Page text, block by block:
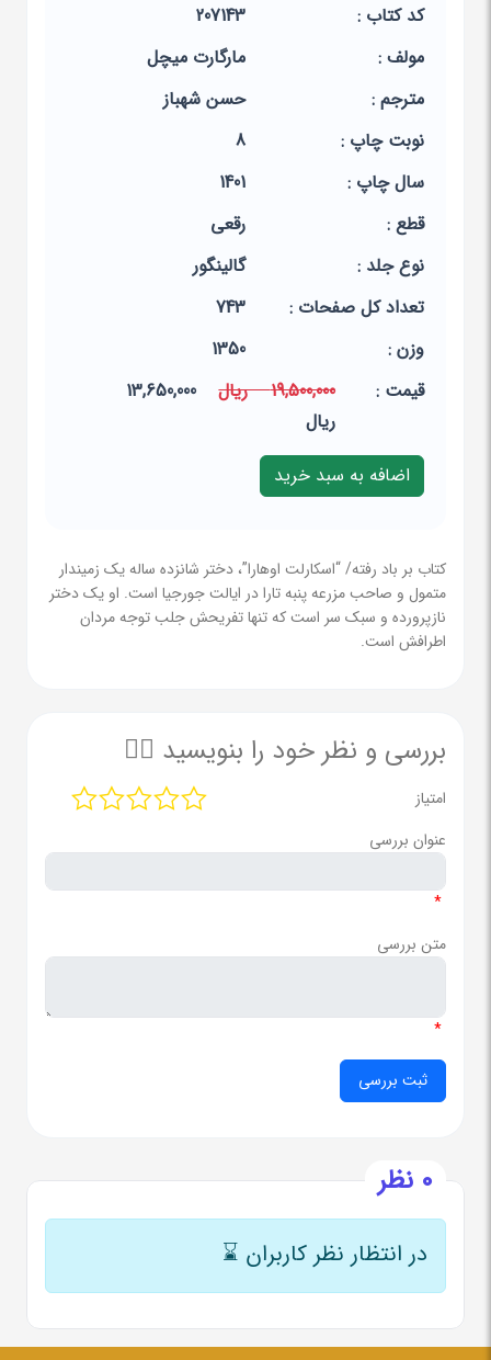
کد کتاب :
207143
مولف :
مارگارت‏ میچل‏
مترجم :
حسن‏ شهباز
نوبت چاپ :
8
سال چاپ :
1401
قطع :
رقعی
نوع جلد :
گالینگور
تعداد کل صفحات :
743
وزن :
1350
قيمت :
19,500,000 ریال
13,650,000
ریال
کتاب بر باد رفته/ “اسکارلت اوهارا”، دختر شانزده ساله یک زمیندار
متمول و صاحب مزرعه پنبه تارا در ایالت جورجیا است. او یک دختر
نازپرورده و سبک سر است که تنها تفریحش جلب توجه مردان
اطرافش است.
بررسی و نظر خود را بنویسید ✍🏻
امتیاز
عنوان بررسی
*
متن بررسی
*
0 نظر
در انتظار نظر کاربران ⌛